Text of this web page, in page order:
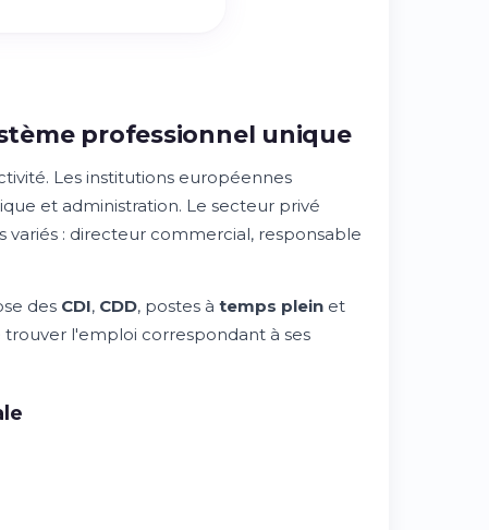
professionnel unique
Les institutions européennes
et administration. Le secteur privé
: directeur commercial, responsable
des CDI, CDD, postes à temps plein et
l'emploi correspondant à ses